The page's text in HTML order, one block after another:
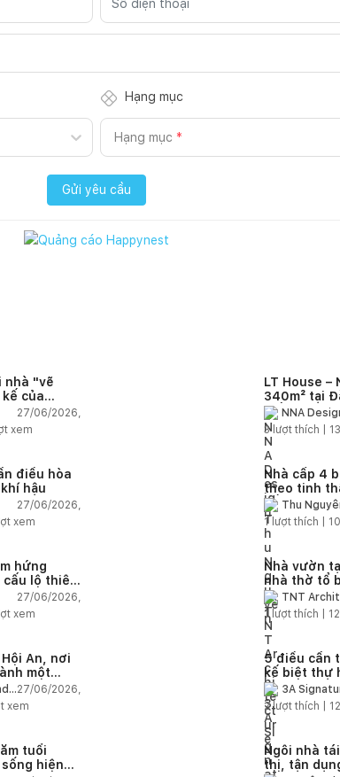
Hạng mục
Hạng mục *
Gửi yêu cầu
nhà "vẽ
của
27/06/2026,
xem
LT House –
340m² tại
kiến trúc
kết nối
NNA
3lượt thích |
điều hòa
hậu
27/06/2026,
xem
Nhà cấp 4
theo tinh
sống chậm
Thu
1 lượt thích |
hứng
cấu lộ thiên
27/06/2026,
xem
Nhà vườn
nhà thờ tổ
chức lại
TNT
1lượt thích |
An, nơi
một
27/06/2026,
xem
5 điều cần
kế biệt thự
3A
2lượt thích |
tuổi
hiện
Ngôi nhà
thị, tận